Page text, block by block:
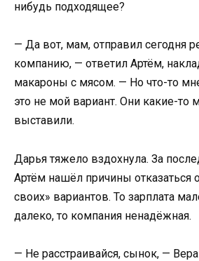
нибудь подходящее?
— Да вот, мам, отправил сегодня
компанию, — ответил Артём,
макароны с мясом. — Но что-то
это не мой вариант. Они какие-то
выставили.
Дарья тяжело вздохнула. За
Артём нашёл причины отказаться
своих» вариантов. То зарплата
далеко, то компания ненадёжная.
— Не расстраивайся, сынок, —